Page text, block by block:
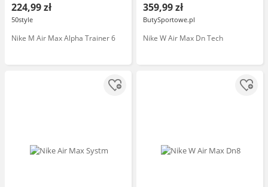
224,99 zł
50style
Nike M Air Max Alpha Trainer 6
359,99 zł
ButySportowe.pl
Nike W Air Max Dn Tech